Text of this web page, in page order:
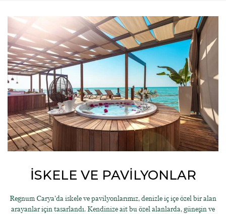
İSKELE VE PAVİLYONLAR
Regnum Carya’da iskele ve pavilyonlarımız, denizle iç içe özel bir alan
arayanlar için tasarlandı. Kendinize ait bu özel alanlarda, güneşin ve